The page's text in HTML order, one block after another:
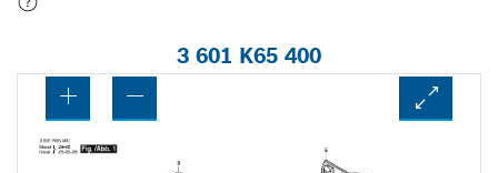
3 601 K65 400